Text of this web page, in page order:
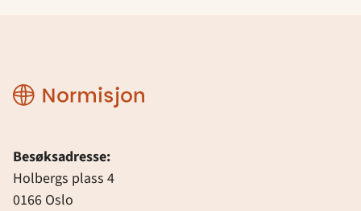
Normisjon
Besøksadresse:
Holbergs plass 4
0166 Oslo